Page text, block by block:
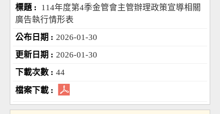
114年度第4季金管會主管辦理政策宣導相關
廣告執行情形表
2026-01-30
2026-01-30
44